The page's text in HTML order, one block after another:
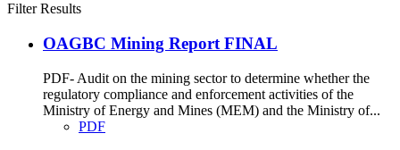
Filter Results
OAGBC Mining Report FINAL
PDF- Audit on the mining sector to determine whether the
regulatory compliance and enforcement activities of the
Ministry of Energy and Mines (MEM) and the Ministry of...
PDF